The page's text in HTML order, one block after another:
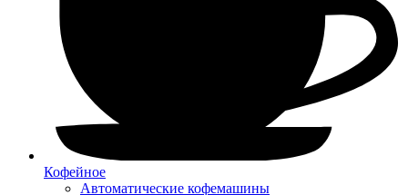
Кофейное
Автоматические кофемашины